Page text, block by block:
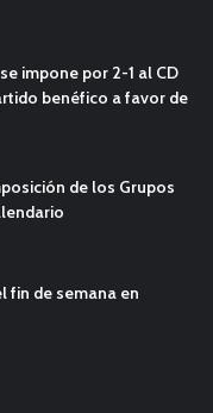
impone por 2-1 al CD
benéfico a favor de
de los Grupos
fin de semana en